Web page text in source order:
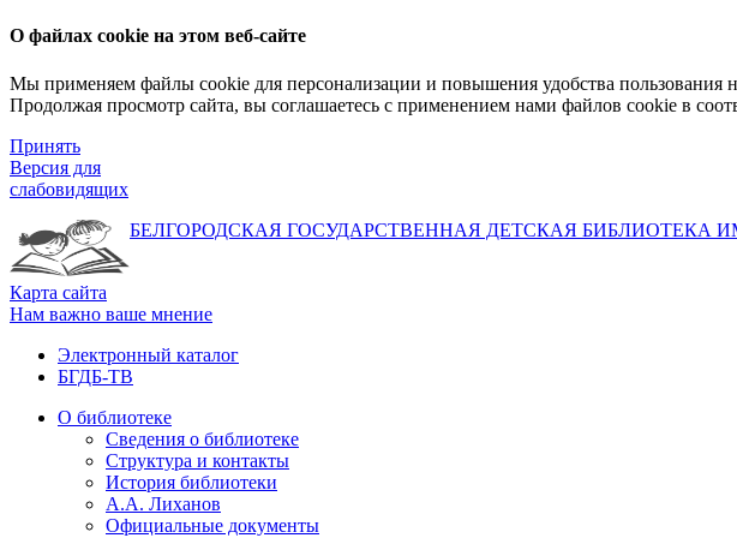
О файлах cookie на этом веб-сайте
Мы применяем файлы cookie для персонализации и повышения удобства пользования
Продолжая просмотр сайта, вы соглашаетесь с применением нами файлов cookie в
Принять
Версия для
слабовидящих
БЕЛГОРОДСКАЯ ГОСУДАРСТВЕННАЯ ДЕТСКАЯ БИБЛИОТЕКА
Карта сайта
Нам важно ваше мнение
Электронный каталог
БГДБ-ТВ
О библиотеке
Сведения о библиотеке
Структура и контакты
История библиотеки
А.А. Лиханов
Официальные документы